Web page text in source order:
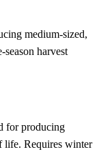
medium-sized,
harvest
for producing
life. Requires winter